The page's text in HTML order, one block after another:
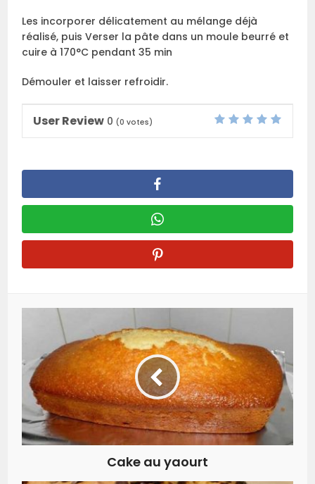
Les incorporer délicatement au mélange déjà
réalisé, puis Verser la pâte dans un moule beurré et
cuire à 170°C pendant 35 min
Démouler et laisser refroidir.
User Review 0 (0 votes)
Cake au yaourt